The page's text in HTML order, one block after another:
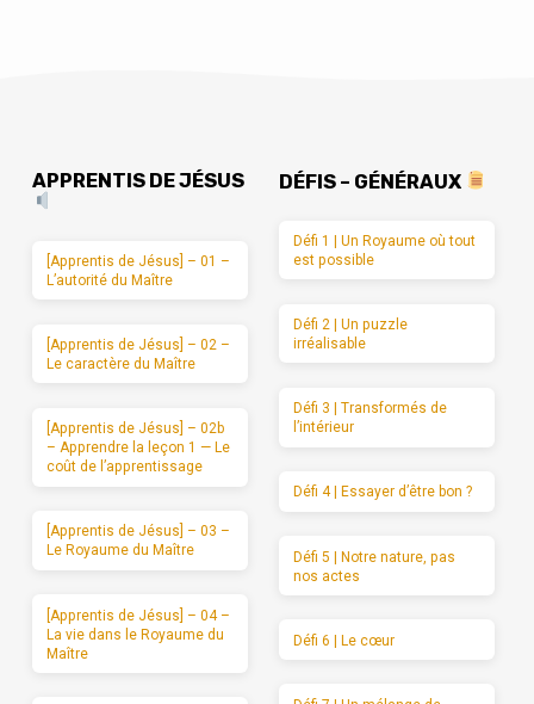
APPRENTIS DE JÉSUS
[Apprentis de Jésus] – 01 –
L’autorité du Maître
[Apprentis de Jésus] – 02 –
Le caractère du Maître
[Apprentis de Jésus] – 02b
– Apprendre la leçon 1 — Le
coût de l’apprentissage
[Apprentis de Jésus] – 03 –
Le Royaume du Maître
[Apprentis de Jésus] – 04 –
La vie dans le Royaume du
Maître
DÉFIS – GÉNÉRAUX
Défi 1 | Un Royaume où tout
est possible
Défi 2 | Un puzzle
irréalisable
Défi 3 | Transformés de
l’intérieur
Défi 4 | Essayer d’être bon ?
Défi 5 | Notre nature, pas
nos actes
Défi 6 | Le cœur